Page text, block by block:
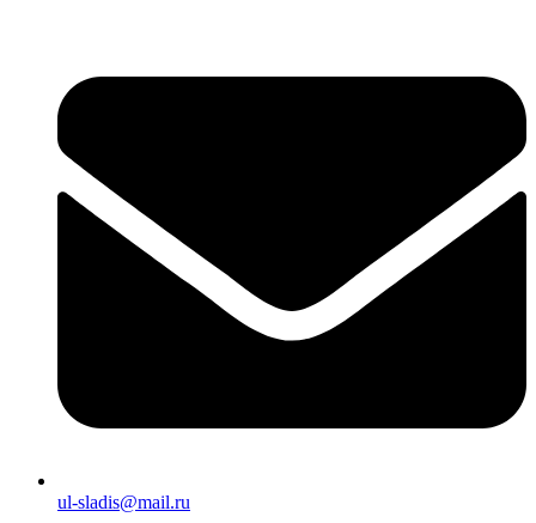
ul-sladis@mail.ru